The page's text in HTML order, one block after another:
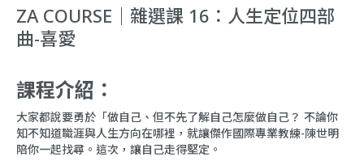
ZA COURSE｜雜選課 16：人生定位四部
曲-喜愛
課程介紹：
大家都說要勇於「做自己、但不先了解自己怎麼做自己？ 不論你
知不知道職涯與人生方向在哪裡，就讓傑作國際專業教練-陳世明
陪你一起找尋。這次，讓自己走得堅定。